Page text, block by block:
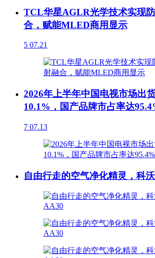
TCL华星AGLR光学技术实现
合，赋能MLED商用显示
5 07.21
2026年上半年中国电视市场出
10.1%，国产品牌市占率达
7 07.13
自由行走的空气净化精灵，科